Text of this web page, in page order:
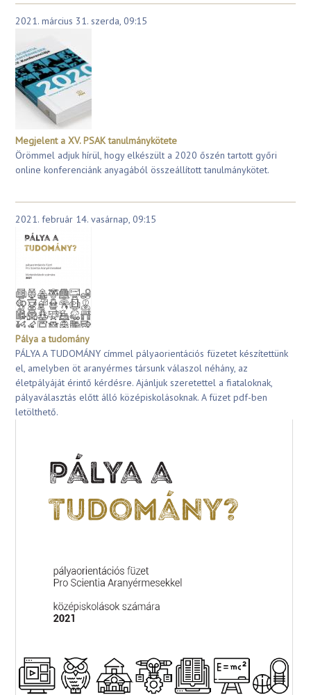
2021. március 31. szerda, 09:15
Megjelent a XV. PSAK tanulmánykötete
Örömmel adjuk hírül, hogy elkészült a 2020 őszén tartott győri
online konferenciánk anyagából összeállított tanulmánykötet.
2021. február 14. vasárnap, 09:15
Pálya a tudomány
PÁLYA A TUDOMÁNY címmel pályaorientációs füzetet készítettünk
el, amelyben öt aranyérmes társunk válaszol néhány, az
életpályáját érintő kérdésre. Ajánljuk szeretettel a fiataloknak,
pályaválasztás előtt álló középiskolásoknak. A füzet pdf-ben
letölthető.